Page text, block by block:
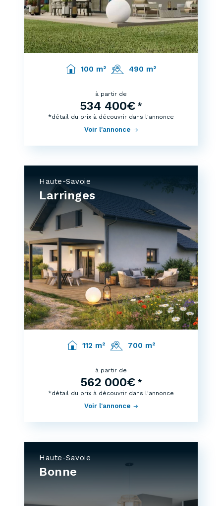
100 m² 490 m²
à partir de
534 400€ *
Voir l'annonce
*détail du prix à découvrir dans l'annonce
Haute-Savoie
Larringes
112 m² 700 m²
à partir de
562 000€ *
Voir l'annonce
*détail du prix à découvrir dans l'annonce
Haute-Savoie
Bonne